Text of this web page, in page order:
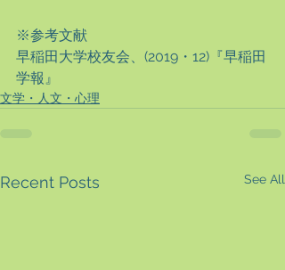
※参考文献
早稲田大学校友会、(2019・12)『早稲田
学報』
文学・人文・心理
Recent Posts See All